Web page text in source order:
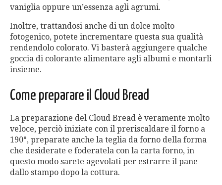
vaniglia oppure un’essenza agli agrumi.
Inoltre, trattandosi anche di un dolce molto
fotogenico, potete incrementare questa sua qualità
rendendolo colorato. Vi basterà aggiungere qualche
goccia di colorante alimentare agli albumi e montarli
insieme.
Come preparare il Cloud Bread
La preparazione del Cloud Bread è veramente molto
veloce, perciò iniziate con il preriscaldare il forno a
190°, preparate anche la teglia da forno della forma
che desiderate e foderatela con la carta forno, in
questo modo sarete agevolati per estrarre il pane
dallo stampo dopo la cottura.